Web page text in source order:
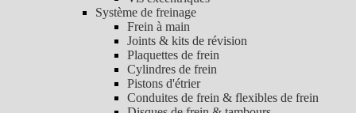
Système de freinage
Frein à main
Joints & kits de révision
Plaquettes de frein
Cylindres de frein
Pistons d'étrier
Conduites de frein & flexibles de frein